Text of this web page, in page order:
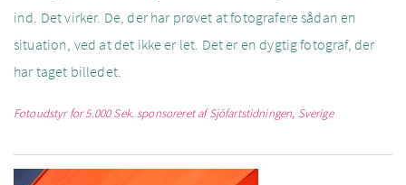
ind. Det virker. De, der har prøvet at fotografere sådan en
situation, ved at det ikke er let. Det er en dygtig fotograf, der
har taget billedet.
Fotoudstyr for 5.000 Sek. sponsoreret af Sjöfartstidningen, Sverige